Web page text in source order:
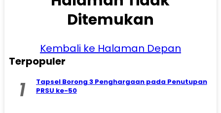
Ditemukan
Kembali ke Halaman Depan
Terpopuler
1
Tapsel Borong 3 Penghargaan pada Penutupan
PRSU ke-50